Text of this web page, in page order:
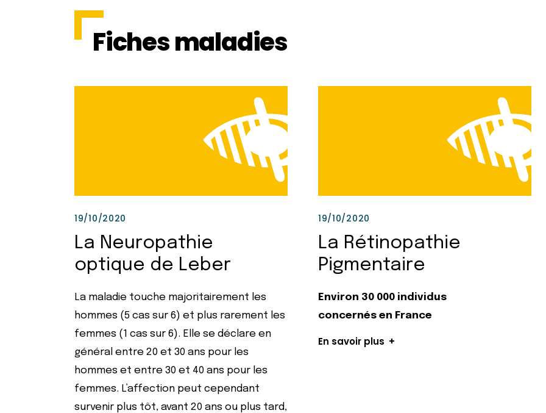
Fiches maladies
La Neuropathie
optique de Leber
19/10/2020
La maladie touche majoritairement les
hommes (5 cas sur 6) et plus rarement les
femmes (1 cas sur 6). Elle se déclare en
général entre 20 et 30 ans pour les
hommes et entre 30 et 40 ans pour les
femmes. L’affection peut cependant
survenir plus tôt, avant 20 ans ou plus tard,
La Rétinopathie
Pigmentaire
19/10/2020
Environ 30 000 individus
concernés en France
En savoir plus